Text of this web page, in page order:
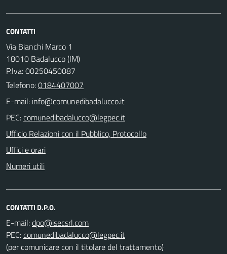
CONTATTI
Via Bianchi Marco 1
18010 Badalucco (IM)
P.Iva: 00250450087
Telefono:0184407007
E-mail:
PEC:
Ufficio Relazioni con il Pubblico, Protocollo
Uffici e orari
Numeri utili
CONTATTI D.P.O.
E-mail:
PEC:
(per comunicare con il titolare del trattamento)